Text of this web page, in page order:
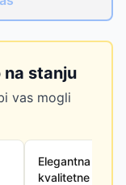
na stanju
vas mogli
Elegantna
kvalitetne